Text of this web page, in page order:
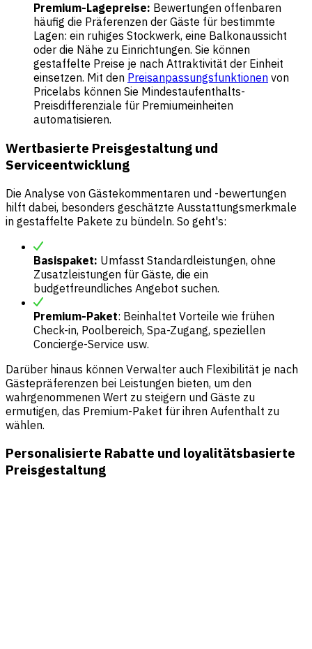
Premium-Lagepreise: Bewertungen offenbaren
häufig die Präferenzen der Gäste für bestimmte
Lagen: ein ruhiges Stockwerk, eine Balkonaussicht
oder die Nähe zu Einrichtungen. Sie können
gestaffelte Preise je nach Attraktivität der Einheit
einsetzen. Mit den Preisanpassungsfunktionen von
Pricelabs können Sie Mindestaufenthalts-
Preisdifferenziale für Premiumeinheiten
automatisieren.
Wertbasierte Preisgestaltung und
Serviceentwicklung
Die Analyse von Gästekommentaren und -bewertungen
hilft dabei, besonders geschätzte Ausstattungsmerkmale
in gestaffelte Pakete zu bündeln. So geht's:
Basispaket: Umfasst Standardleistungen, ohne
Zusatzleistungen für Gäste, die ein
budgetfreundliches Angebot suchen.
Premium-Paket: Beinhaltet Vorteile wie frühen
Check-in, Poolbereich, Spa-Zugang, speziellen
Concierge-Service usw.
Darüber hinaus können Verwalter auch Flexibilität je nach
Gästepräferenzen bei Leistungen bieten, um den
wahrgenommenen Wert zu steigern und Gäste zu
ermutigen, das Premium-Paket für ihren Aufenthalt zu
wählen.
Personalisierte Rabatte und loyalitätsbasierte
Preisgestaltung